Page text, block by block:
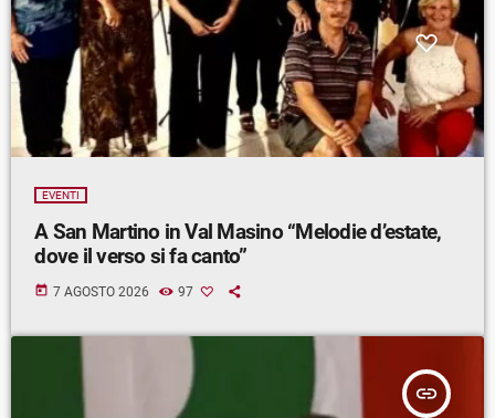
EVENTI
A San Martino in Val Masino “Melodie d’estate,
dove il verso si fa canto”
today 7 AGOSTO 2026 97
insert_link